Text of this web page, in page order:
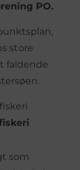
PO.
store
faldende
som